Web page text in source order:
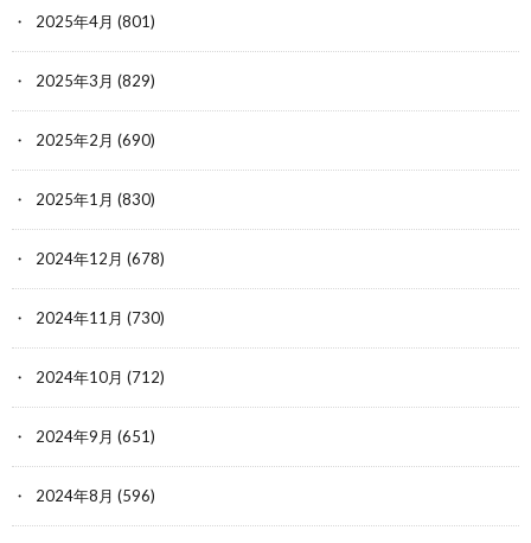
2025年4月 (801)
2025年3月 (829)
2025年2月 (690)
2025年1月 (830)
2024年12月 (678)
2024年11月 (730)
2024年10月 (712)
2024年9月 (651)
2024年8月 (596)